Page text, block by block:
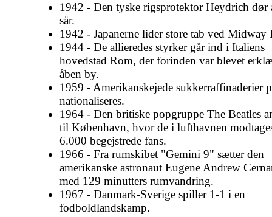
1942 - Den tyske rigsprotektor Heydrich dør
sår.
1942 - Japanerne lider store tab ved Midway
1944 - De allieredes styrker går ind i Italiens
hovedstad Rom, der forinden var blevet
åben by.
1959 - Amerikanskejede sukkerraffinaderier
nationaliseres.
1964 - Den britiske popgruppe The Beatles
til København, hvor de i lufthavnen
6.000 begejstrede fans.
1966 - Fra rumskibet "Gemini 9" sætter den
amerikanske astronaut Eugene Andrew
med 129 minutters rumvandring.
1967 - Danmark-Sverige spiller 1-1 i en
fodboldlandskamp.